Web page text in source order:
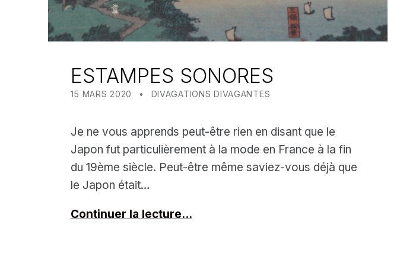
ESTAMPES SONORES
15 MARS 2020 WRITTEN BY:
MEALIN
DIVAGATIONS DIVAGANTES
Je ne vous apprends peut-être rien en disant que le
Japon fut particulièrement à la mode en France à la fin
du 19ème siècle. Peut-être même saviez-vous déjà que
le Japon était…
Continuer la lecture…